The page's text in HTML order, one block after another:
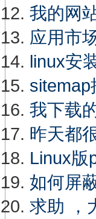
我的网
应用市
linux安
我下载
昨天都
Linux版
如何屏
求助 ，